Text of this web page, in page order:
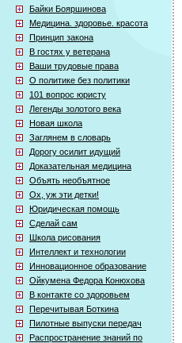
Байки Бояршинова
Медицина. здоровье. красота
Принцип закона
В гостях у ветерана
Ваши трудовые права
О политике без политики
101 вопрос юристу
Легенды золотого века
Новая школа
Заглянем в словарь
Дорогу осилит идущий
Доказательная медицина
Объять необъятное
Ох, уж эти детки!
Юридическая помощь
Сделай сам
Школа рисования
Интеллект и технологии
Инновационное образование
Ойкумена Федора Конюхова
В контакте со здоровьем
Перечитывая Боткина
Пилотные выпуски передач
Распространение знаний по